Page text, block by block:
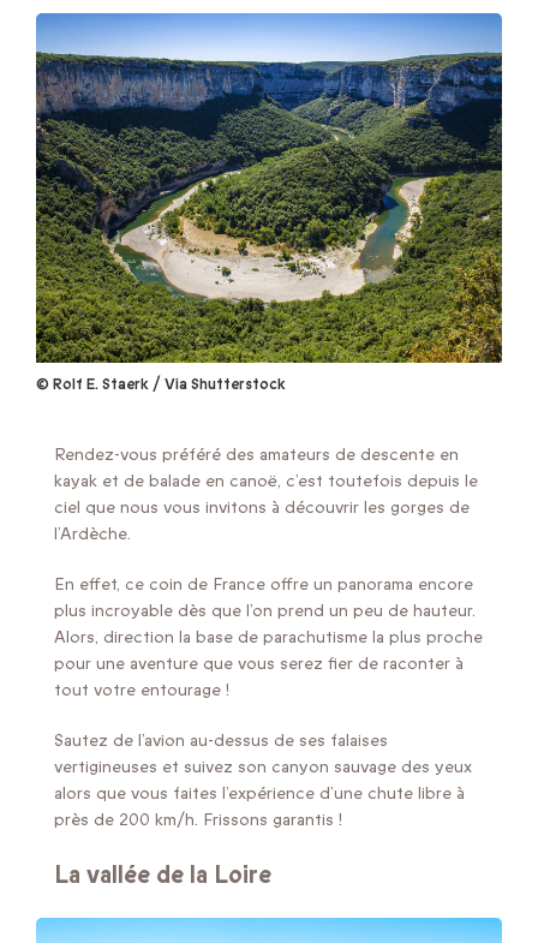
© Rolf E. Staerk / Via Shutterstock
Rendez-vous préféré des amateurs de descente en
kayak et de balade en canoë, c’est toutefois depuis le
ciel que nous vous invitons à découvrir les gorges de
l’Ardèche.
En effet, ce coin de France offre un panorama encore
plus incroyable dès que l’on prend un peu de hauteur.
Alors, direction la base de parachutisme la plus proche
pour une aventure que vous serez fier de raconter à
tout votre entourage !
Sautez de l’avion au-dessus de ses falaises
vertigineuses et suivez son canyon sauvage des yeux
alors que vous faites l’expérience d’une chute libre à
près de 200 km/h. Frissons garantis !
La vallée de la Loire